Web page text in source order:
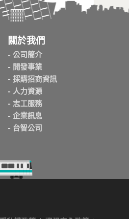
關於我們
公司簡介
開發事業
採購招商資訊
人力資源
志工服務
企業訊息
台智公司